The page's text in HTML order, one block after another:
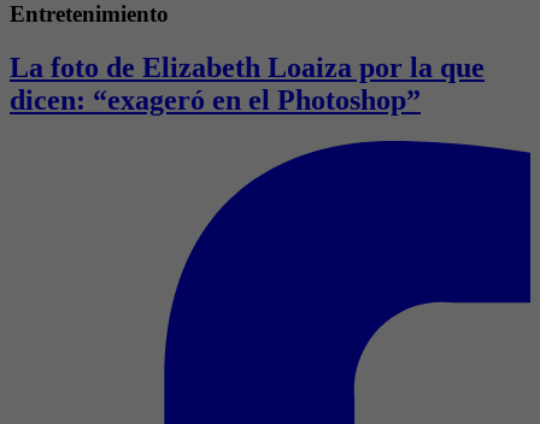
Entretenimiento
La foto de Elizabeth Loaiza por la que
dicen: “exageró en el Photoshop”